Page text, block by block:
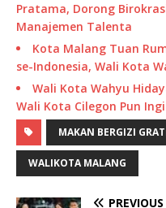
Pratama, Dorong
Manajemen Talenta
Kota Malang Tuan
se-Indonesia, Wali Kota
Wali Kota Wahyu
Wali Kota Cilegon Pun
MAKAN BERGIZI
WALIKOTA MALANG
PREVIOUS